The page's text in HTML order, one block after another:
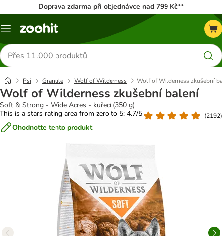
Doprava zdarma při objednávce nad 799 Kč**
Menu
Hledat
produkty
Psi Granule Wolf of Wilderness Wolf of Wilderness zkušební
Wolf of Wilderness zkušební balení
Soft & Strong - Wide Acres - kuřecí (350 g)
This is a stars rating area from zero to 5: 4.7/5
(2192)
Ohodnoťte tento produkt